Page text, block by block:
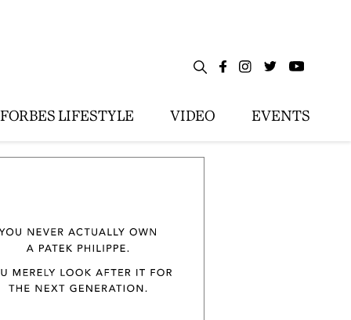
FORBES LIFESTYLE VIDEO EVENTS